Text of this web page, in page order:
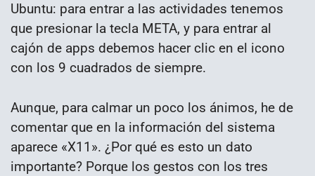
Ubuntu: para entrar a las actividades tenemos
que presionar la tecla META, y para entrar al
cajón de apps debemos hacer clic en el icono
con los 9 cuadrados de siempre.
Aunque, para calmar un poco los ánimos, he de
comentar que en la información del sistema
aparece «X11». ¿Por qué es esto un dato
importante? Porque los gestos con los tres